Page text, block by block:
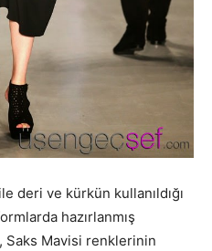
deri ve kürkün kullanıldığı
hazırlanmış
Saks Mavisi renklerinin